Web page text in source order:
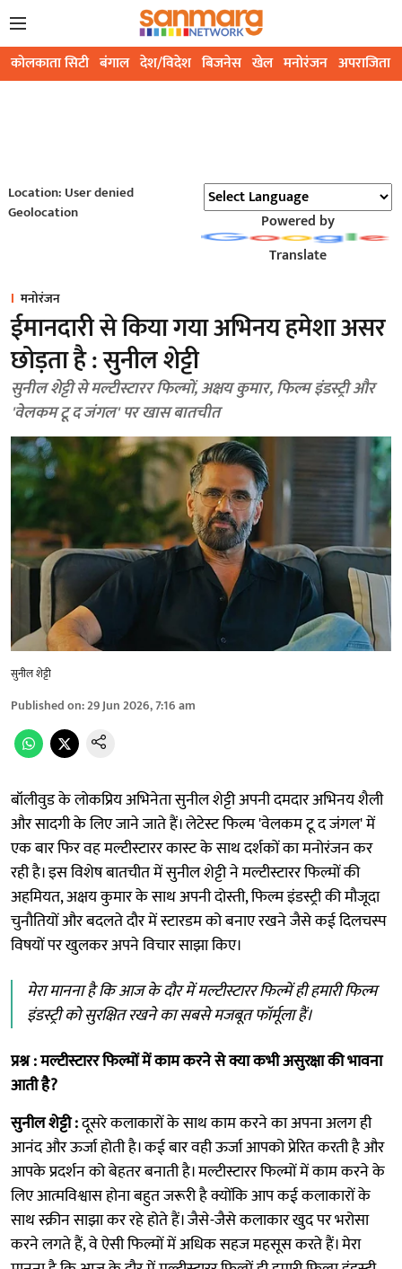
कोलकाता सिटी बंगाल देश/विदेश बिजनेस खेल मनोरंजन अपराजिता
Location: User denied
Geolocation
Powered by
Translate
मनोरंजन
ईमानदारी से किया गया अभिनय हमेशा असर
छोड़ता है : सुनील शेट्टी
सुनील शेट्टी से मल्टीस्टारर फिल्मों, अक्षय कुमार, फिल्म इंडस्ट्री और
'वेलकम टू द जंगल' पर खास बातचीत
सुनील शेट्टी
Published on:29 Jun 2026, 7:16 am
बॉलीवुड के लोकप्रिय अभिनेता सुनील शेट्टी अपनी दमदार अभिनय शैली
और सादगी के लिए जाने जाते हैं। लेटेस्ट फिल्म 'वेलकम टू द जंगल' में
एक बार फिर वह मल्टीस्टारर कास्ट के साथ दर्शकों का मनोरंजन कर
रही है। इस विशेष बातचीत में सुनील शेट्टी ने मल्टीस्टारर फिल्मों की
अहमियत, अक्षय कुमार के साथ अपनी दोस्ती, फिल्म इंडस्ट्री की मौजूदा
चुनौतियों और बदलते दौर में स्टारडम को बनाए रखने जैसे कई दिलचस्प
विषयों पर खुलकर अपने विचार साझा किए।
मेरा मानना है कि आज के दौर में मल्टीस्टारर फिल्में ही हमारी फिल्म
इंडस्ट्री को सुरक्षित रखने का सबसे मजबूत फॉर्मूला हैं।
प्रश्न : मल्टीस्टारर फिल्मों में काम करने से क्या कभी असुरक्षा की भावना
आती है?
सुनील शेट्टी :दूसरे कलाकारों के साथ काम करने का अपना अलग ही
आनंद और ऊर्जा होती है। कई बार वही ऊर्जा आपको प्रेरित करती है और
आपके प्रदर्शन को बेहतर बनाती है। मल्टीस्टारर फिल्मों में काम करने के
लिए आत्मविश्वास होना बहुत जरूरी है क्योंकि आप कई कलाकारों के
साथ स्क्रीन साझा कर रहे होते हैं। जैसे-जैसे कलाकार खुद पर भरोसा
करने लगते हैं, वे ऐसी फिल्मों में अधिक सहज महसूस करते हैं। मेरा